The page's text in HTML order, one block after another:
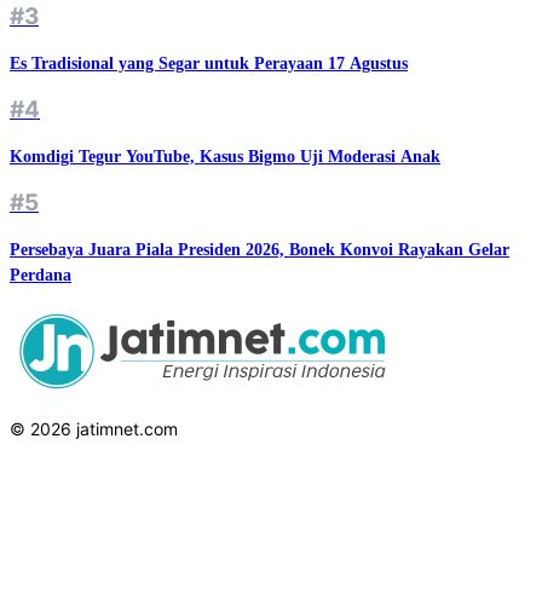
#3
Es Tradisional yang Segar untuk Perayaan 17 Agustus
#4
Komdigi Tegur YouTube, Kasus Bigmo Uji Moderasi Anak
#5
Persebaya Juara Piala Presiden 2026, Bonek Konvoi Rayakan Gelar
Perdana
© 2026 jatimnet.com